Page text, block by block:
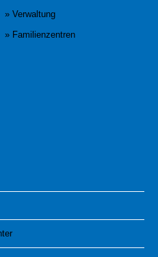
» Verwaltung
» Familienzentren